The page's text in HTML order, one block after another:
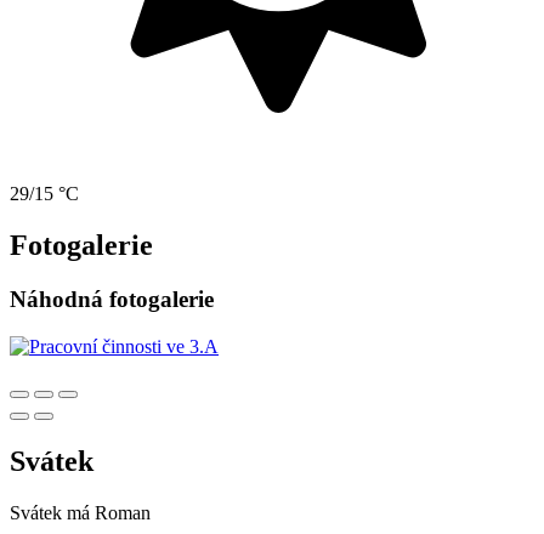
29/15 °C
Fotogalerie
Náhodná fotogalerie
Svátek
Svátek má Roman